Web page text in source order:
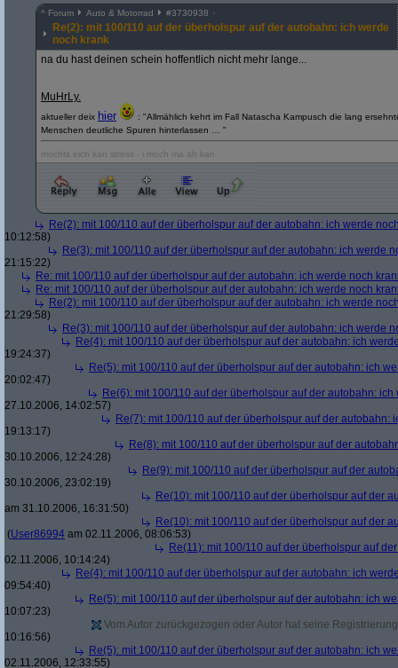
^ Forum Auto & Motorrad #3730938
Re(2): mit 100/110 auf der überholspur auf der autobahn: ich werde
noch krank
na du hast deinen schein hoffentlich nicht mehr lange...
MuHrLy.
aktueller deix hier
: "Allmählich kehrt im Fall Natascha Kampusch die lang
Menschen deutliche Spuren hinterlassen … "
mochts eich kan stress - i moch ma ah kan
Re(2): mit 100/110 auf der überholspur auf der autobahn: ich werde
10:12:58)
Re(3): mit 100/110 auf der überholspur auf der autobahn: ich werde
21:15:22)
Re: mit 100/110 auf der überholspur auf der autobahn: ich werde noch
Re: mit 100/110 auf der überholspur auf der autobahn: ich werde noch
Re(2): mit 100/110 auf der überholspur auf der autobahn: ich werde
21:29:58)
Re(3): mit 100/110 auf der überholspur auf der autobahn: ich werde
Re(4): mit 100/110 auf der überholspur auf der autobahn: ich
19:24:37)
Re(5): mit 100/110 auf der überholspur auf der autobahn: ich
20:02:47)
Re(6): mit 100/110 auf der überholspur auf der autobahn:
27.10.2006, 14:02:57)
Re(7): mit 100/110 auf der überholspur auf der autobahn:
19:13:17)
Re(8): mit 100/110 auf der überholspur auf der
30.10.2006, 12:24:28)
Re(9): mit 100/110 auf der überholspur auf der
30.10.2006, 23:02:19)
Re(10): mit 100/110 auf der überholspur auf der
am 31.10.2006, 16:31:50)
Re(10): mit 100/110 auf der überholspur auf der
(User86994 am 02.11.2006, 08:06:53)
Re(11): mit 100/110 auf der überholspur auf
02.11.2006, 10:14:24)
Re(4): mit 100/110 auf der überholspur auf der autobahn: ich
09:54:40)
Re(5): mit 100/110 auf der überholspur auf der autobahn: ich
10:07:23)
Vom Autor zurückgezogen oder Autor hat seine
10:16:56)
Re(5): mit 100/110 auf der überholspur auf der autobahn: ich
02.11.2006, 12:33:55)